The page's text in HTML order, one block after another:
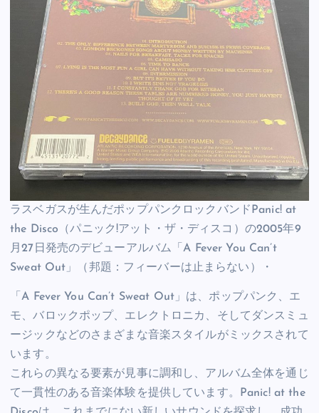
ラスベガスが生んだポップパンクロックバンドPanic! at
the Disco（パニック!アット・ザ・ディスコ）の2005年9
月27日発売のデビューアルバム「A Fever You Can’t
Sweat Out」（邦題：フィーバーは止まらない）・
「A Fever You Can’t Sweat Out」は、ポップパンク、エ
モ、バロックポップ、エレクトロニカ、そしてダンスミュ
ージックなどのさまざまな音楽スタイルがミックスされて
います。
これらの異なる要素が見事に調和し、アルバム全体を通じ
て一貫性のある音楽体験を提供しています。Panic! at the